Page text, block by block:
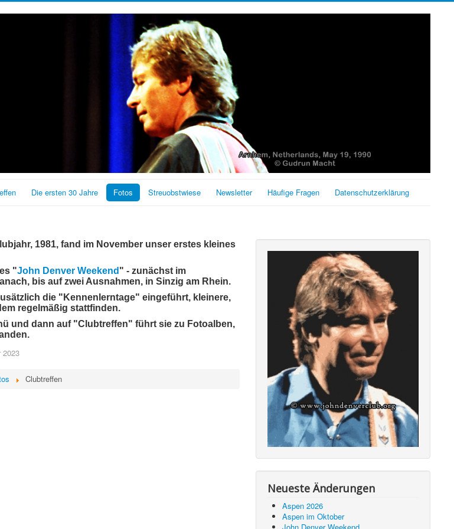
Die ersten 30 Jahre Fotos Streuobstwiese Newsletter Häufige Fragen Datenschutzerklärung
1981, fand im November unser erstes kleines
"John Denver Weekend " - zunächst im
bis auf zwei Ausnahmen, in Sinzig am Rhein.
die "Kennenlerntage" eingeführt, kleinere,
regelmäßig stattfinden.
und dann auf "Clubtreffen" führt sie zu Fotoalben,
2023
Clubtreffen
Neueste Änderungen
Aspen 2026
Aspen im Oktober
John Denver Weekend